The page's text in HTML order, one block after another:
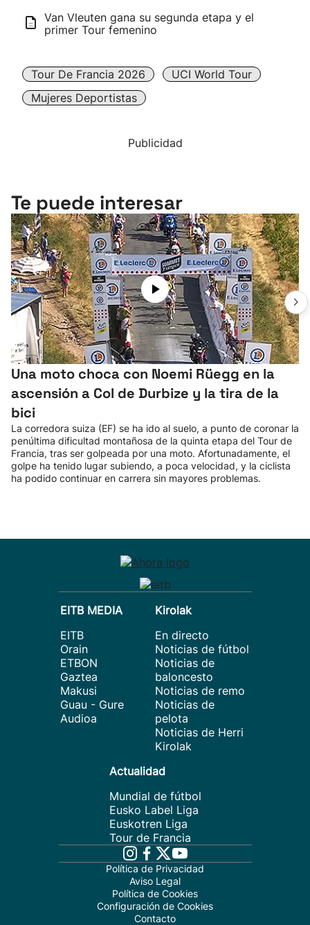
Van Vleuten gana su segunda etapa y el
primer Tour femenino
Tour De Francia 2026
UCI World Tour
Mujeres Deportistas
Publicidad
Te puede interesar
Una moto choca con Noemi Rüegg en la
ascensión a Col de Durbize y la tira de la
bici
La corredora suiza (EF) se ha ido al suelo, a punto de coronar la
penúltima dificultad montañosa de la quinta etapa del Tour de
Francia, tras ser golpeada por una moto. Afortunadamente, el
golpe ha tenido lugar subiendo, a poca velocidad, y la ciclista
ha podido continuar en carrera sin mayores problemas.
EITB MEDIA
EITB
Orain
ETBON
Gaztea
Makusi
Guau - Gure
Audioa
Kirolak
En directo
Noticias de fútbol
Noticias de
baloncesto
Noticias de remo
Noticias de
pelota
Noticias de Herri
Kirolak
Actualidad
Mundial de fútbol
Eusko Label Liga
Euskotren Liga
Tour de Francia
Política de Privacidad
Aviso Legal
Política de Cookies
Configuración de Cookies
Contacto